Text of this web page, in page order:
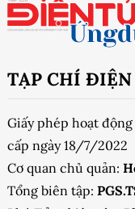
TẠP CHÍ ĐIỆN
Giấy phép hoạt
cấp ngày 18/7/2022
Cơ quan chủ quản:
Tổng biên tập: